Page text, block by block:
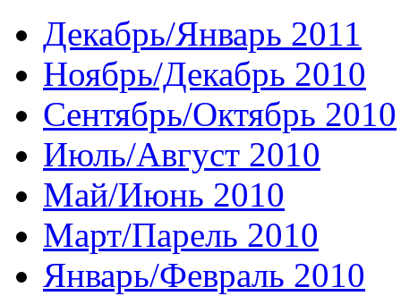
Декабрь/Январь 2011
Ноябрь/Декабрь 2010
Сентябрь/Октябрь 2010
Июль/Август 2010
Май/Июнь 2010
Март/Парель 2010
Январь/Февраль 2010